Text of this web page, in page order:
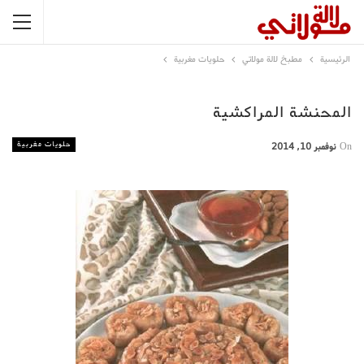
الرئيسية مطبخ لالة مولاتي حلويات مغربية
المحنشة المراكشية
حلويات مغربية On نوفمبر 10, 2014